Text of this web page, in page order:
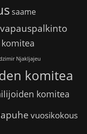
saame
Njakljajeu
komitea
komitea
vuosikokous